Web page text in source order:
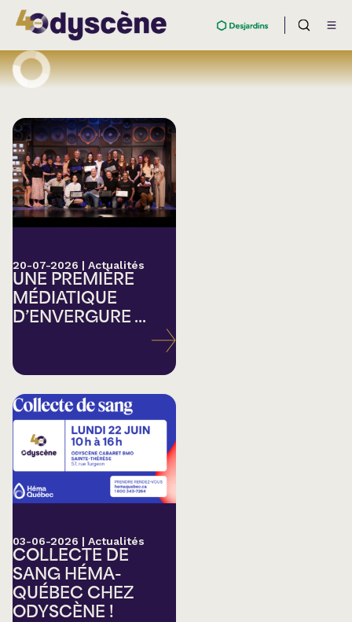
20-07-2026 | Actualités
UNE PREMIÈRE
MÉDIATIQUE
D’ENVERGURE ...
03-06-2026 | Actualités
COLLECTE DE
SANG HÉMA-
QUÉBEC CHEZ
ODYSCÈNE !